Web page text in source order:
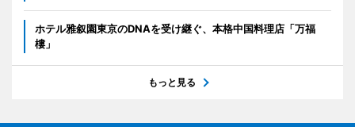
ホテル雅叙園東京のDNAを受け継ぐ、本格中国料理店「万福
樓」
もっと見る